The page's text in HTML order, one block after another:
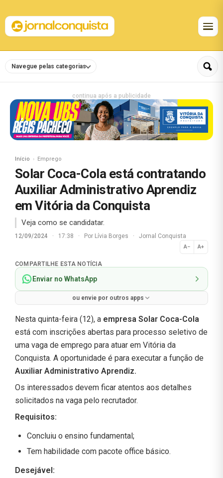
Navegue pelas categorias
continua após a publicidade
Início Emprego
Solar Coca-Cola está contratando
Auxiliar Administrativo Aprendiz
em Vitória da Conquista
Veja como se candidatar.
12/09/2024 · 17:38 · Por Lívia Borges · Jornal Conquista
A− A+
Normal
COMPARTILHE ESTA NOTÍCIA
Enviar no WhatsApp
ou envie por outros apps
Nesta quinta-feira (12), a empresa Solar Coca-Cola
está com inscrições abertas para processo seletivo de
uma vaga de emprego para atuar em Vitória da
Conquista. A oportunidade é para executar a função de
Auxiliar Administrativo Aprendiz.
Os interessados devem ficar atentos aos detalhes
solicitados na vaga pelo recrutador.
Requisitos:
Concluiu o ensino fundamental;
Tem habilidade com pacote office básico.
Desejável: